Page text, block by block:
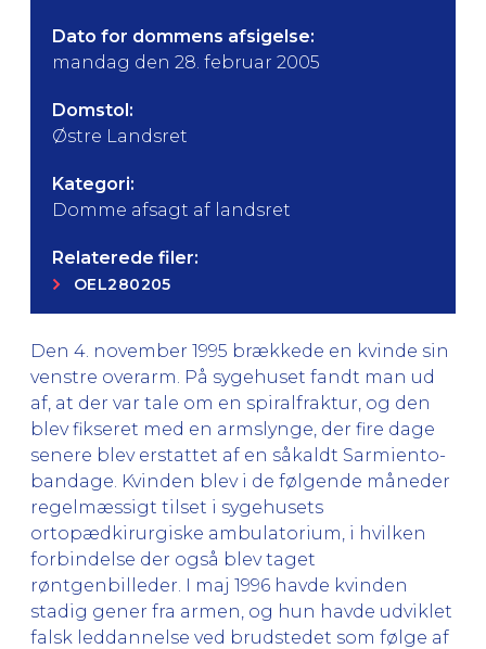
Dato for dommens afsigelse:
mandag den 28. februar 2005
Domstol:
Østre Landsret
Kategori:
Domme afsagt af landsret
Relaterede filer:
OEL280205
Den 4. november 1995 brækkede en kvinde sin
venstre overarm. På sygehuset fandt man ud
af, at der var tale om en spiralfraktur, og den
blev fikseret med en armslynge, der fire dage
senere blev erstattet af en såkaldt Sarmiento-
bandage. Kvinden blev i de følgende måneder
regelmæssigt tilset i sygehusets
ortopædkirurgiske ambulatorium, i hvilken
forbindelse der også blev taget
røntgenbilleder. I maj 1996 havde kvinden
stadig gener fra armen, og hun havde udviklet
falsk leddannelse ved brudstedet som følge af